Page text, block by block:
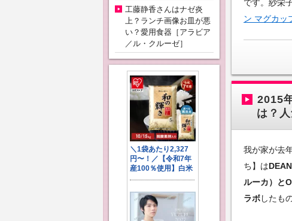
です。紗栄
ン マグカッ
2015
は？
我が家が去
ち】は
ルーカ）と
ラボしたも
工藤静香さんはナゼ炎
上？ランチ画像お皿が悪
い？愛用食器［アラビア
／ル・クルーゼ］